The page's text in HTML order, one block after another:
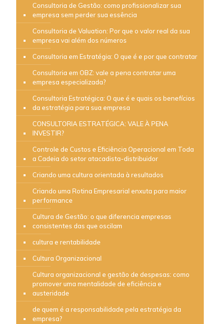
Consultoria de Gestão: como profissionalizar sua
empresa sem perder sua essência
Consultoria de Valuation: Por que o valor real da sua
empresa vai além dos números
Consultoria em Estratégia: O que é e por que contratar
Consultoria em OBZ: vale a pena contratar uma
empresa especializada?
Consultoria Estratégica: O que é e quais os benefícios
da estratégia para sua empresa
CONSULTORIA ESTRATÉGICA: VALE À PENA
INVESTIR?
Controle de Custos e Eficiência Operacional em Toda
a Cadeia do setor atacadista-distribuidor
Criando uma cultura orientada à resultados
Criando uma Rotina Empresarial enxuta para maior
performance
Cultura de Gestão: o que diferencia empresas
consistentes das que oscilam
cultura e rentabilidade
Cultura Organizacional
Cultura organizacional e gestão de despesas: como
promover uma mentalidade de eficiência e
austeridade
de quem é a responsabilidade pela estratégia da
empresa?